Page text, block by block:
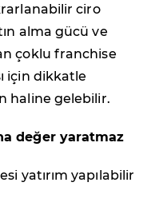
ciro
alma gücü ve
çoklu franchise
için dikkatle
haline gelebilir.
değer yaratmaz
yatırım yapılabilir